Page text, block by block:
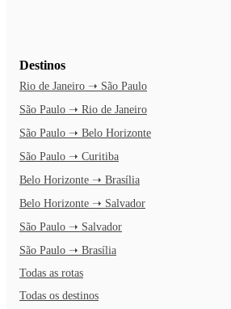
Destinos
Rio de Janeiro ➝ São Paulo
São Paulo ➝ Rio de Janeiro
São Paulo ➝ Belo Horizonte
São Paulo ➝ Curitiba
Belo Horizonte ➝ Brasília
Belo Horizonte ➝ Salvador
São Paulo ➝ Salvador
São Paulo ➝ Brasília
Todas as rotas
Todas os destinos